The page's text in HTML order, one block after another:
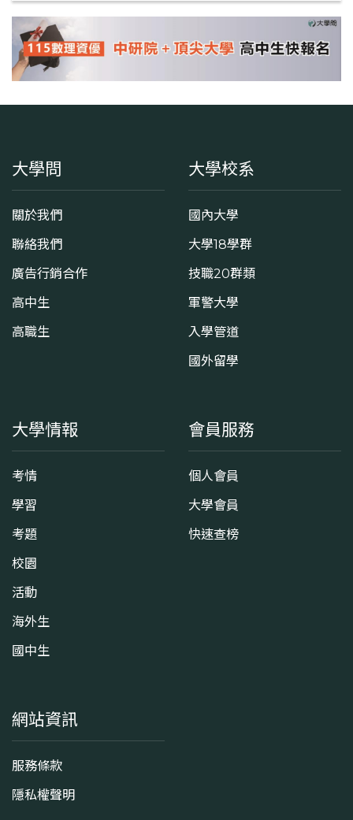
大學問
關於我們
聯絡我們
廣告行銷合作
高中生
高職生
大學校系
國內大學
大學18學群
技職20群類
軍警大學
入學管道
國外留學
大學情報
考情
學習
考題
校園
活動
海外生
國中生
會員服務
個人會員
大學會員
快速查榜
網站資訊
服務條款
隱私權聲明